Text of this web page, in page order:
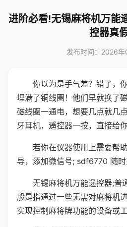
进阶必看!无锡麻将机万能
控器真
发布时间：2026
你以为是手气差？错了，
埋满了铜线圈！他们早就换了
磁线圈一通电，想要几点就几
牙耳机，遥控器一按，直接给
若你在仪器使用上需要帮
导，添加微信号; sdf6770 随时
无锡麻将机万能遥控器;普
般是指通过一些无需对麻将机
实现控制麻将牌功能的设备或工